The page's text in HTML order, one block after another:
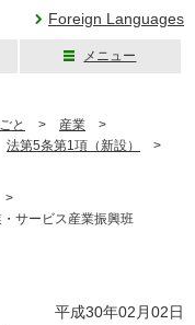
Foreign Languages
メニュー
と > 産業 >
法第5条第1項（新設）
>
サービス産業振興班
平成30年02月02日